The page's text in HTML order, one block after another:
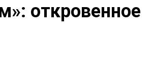
откровенное